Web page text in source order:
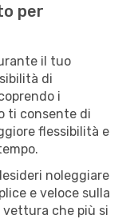
per
il tuo
di
i
ti consente di
flessibilità e
noleggiare
e veloce sulla
che più si